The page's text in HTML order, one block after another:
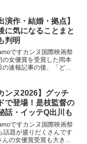
が芸能界入りするきっか
か...
演作・結婚・拠点】
に気になることまと
判明
ですカンヌ国際映画祭
の女優賞を受賞した岡本
の速報記事の後、「どん
は出演作・プライベー
など、みなさ...
ンヌ2026】グッチ
で登場！是枝監督の
話・イッテQ出川も
ですカンヌ国際映画祭
話題が盛りだくさんです
の女優賞受賞も大きな